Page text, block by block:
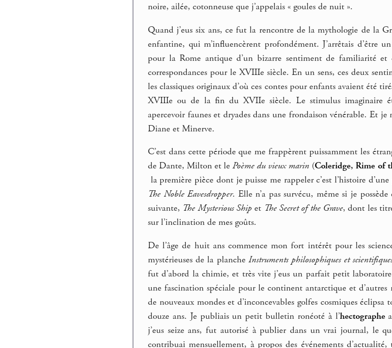
noire, ailée, cotonneuse que j’appelais « goules de nuit ».
Quand j’eus six ans, ce fut la rencontre de la mythologie de la
enfantine, qui m’influencèrent profondément. J’arrêtais
pour la Rome antique d’un bizarre sentiment de familiarité et
correspondances pour le XVIIIe siècle. En un sens, ces deux
les classiques originaux d’où ces contes pour enfants avaient été
XVIIIe ou de la fin du XVIIe siècle. Le stimulus imaginaire
apercevoir faunes et dryades dans une frondaison vénérable. Et
Diane et Minerve.
C’est dans cette période que me frappèrent puissamment les
de Dante, Milton et lePoème du vieux marin (Coleridge, Rime of
la première pièce dont je puisse me rappeler c’est l’histoire
The Noble Eavesdropper. Elle n’a pas survécu, même si je
suivante, The Mysterious Ship et The Secret of the Grave, dont les
sur l’inclination de mes goûts.
De l’âge de huit ans commence mon fort intérêt pour les
mystérieuses de la planche Instruments philosophiques et
fut d’abord la chimie, et très vite j’eus un parfait petit
une fascination spéciale pour le continent antarctique et
de nouveaux mondes et d’inconcevables golfes cosmiques
douze ans. Je publiais un petit bulletin ronéoté à l’hectographe
j’eus seize ans, fut autorisé à publier dans un vrai journal, le
contribuai mensuellement, à propos des événements